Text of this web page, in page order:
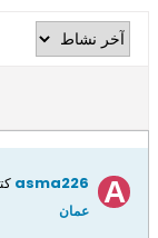
asma226
عمان